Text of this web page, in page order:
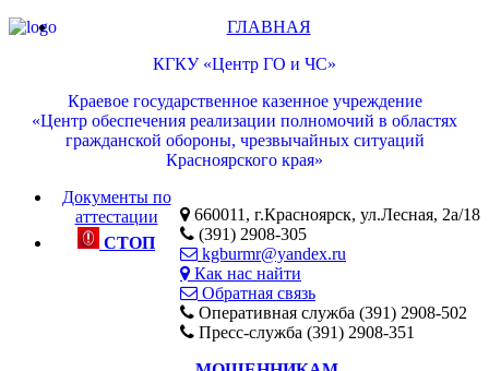
КГКУ «Центр ГО и ЧС»
Краевое государственное казенное учреждение
«Центр обеспечения реализации полномочий в областях
гражданской обороны, чрезвычайных ситуаций
Красноярского края»
660011, г.Красноярск, ул.Лесная, 2а/18
(391) 2908-305
kgburmr@yandex.ru
Как нас найти
Обратная связь
Оперативная служба (391) 2908-502
Пресс-служба (391) 2908-351
ГЛАВНАЯ
Документы по
аттестации
СТОП